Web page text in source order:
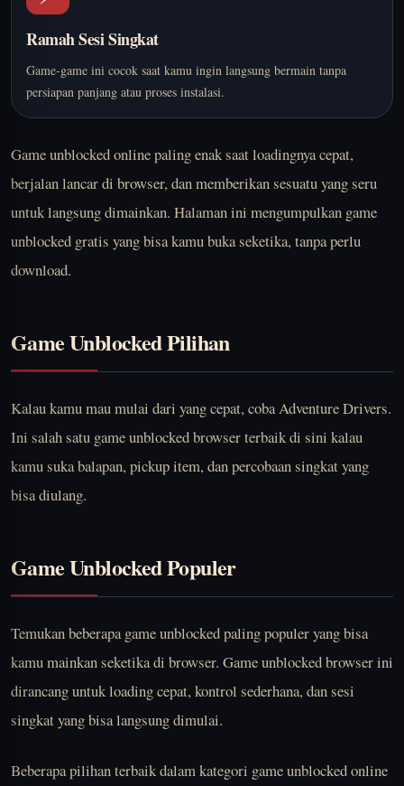
Ramah Sesi Singkat
Game-game ini cocok saat kamu ingin langsung bermain tanpa
persiapan panjang atau proses instalasi.
Game unblocked online paling enak saat loadingnya cepat,
berjalan lancar di browser, dan memberikan sesuatu yang seru
untuk langsung dimainkan. Halaman ini mengumpulkan game
unblocked gratis yang bisa kamu buka seketika, tanpa perlu
download.
Game Unblocked Pilihan
Kalau kamu mau mulai dari yang cepat, cobaAdventure Drivers.
Ini salah satu game unblocked browser terbaik di sini kalau
kamu suka balapan, pickup item, dan percobaan singkat yang
bisa diulang.
Game Unblocked Populer
Temukan beberapa game unblocked paling populer yang bisa
kamu mainkan seketika di browser. Game unblocked browser ini
dirancang untuk loading cepat, kontrol sederhana, dan sesi
singkat yang bisa langsung dimulai.
Beberapa pilihan terbaik dalam kategori game unblocked online